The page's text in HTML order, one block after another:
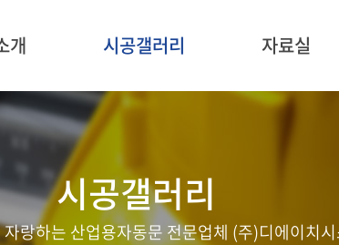
개 시공갤러리 자료실
시공갤러리
랑하는 산업용자동문 전문업체 (주)디에이치